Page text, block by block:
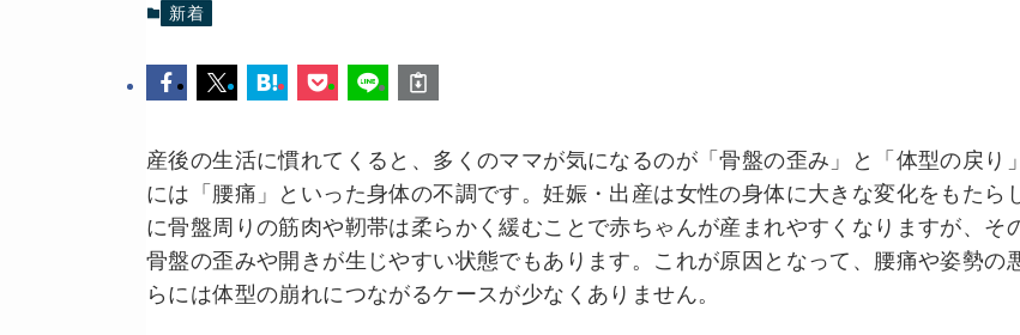
新着
産後の生活に慣れてくると、多くのママが気になるのが「骨盤の歪み」と「体型の戻り
には「腰痛」といった身体の不調です。妊娠・出産は女性の身体に大きな変化をもたら
に骨盤周りの筋肉や靭帯は柔らかく緩むことで赤ちゃんが産まれやすくなりますが、そ
骨盤の歪みや開きが生じやすい状態でもあります。これが原因となって、腰痛や姿勢の
らには体型の崩れにつながるケースが少なくありません。